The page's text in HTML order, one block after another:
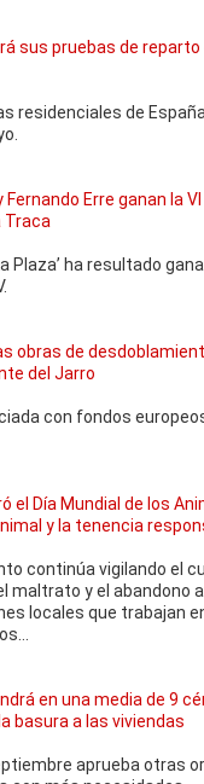
sus pruebas de reparto
residenciales de
Fernando Erre ganan la
Traca
Plaza’ ha resultado
obras de
del Jarro
con fondos
el Día Mundial de los
y la tenencia
continúa vigilando el
maltrato y el abandono
locales que trabajan
en una media de 9
basura a las viviendas
aprueba otras